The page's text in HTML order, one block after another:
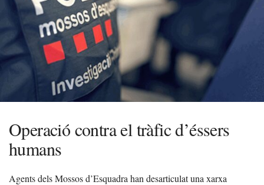
Operació contra el tràfic d’éssers
humans
Agents dels Mossos d’Esquadra han desarticulat una xarxa